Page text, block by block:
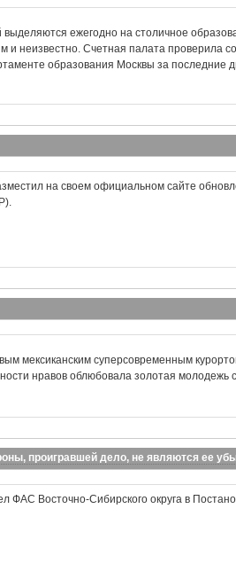
ежегодно на столичное
и неизвестно. Счетная палата проверила
образования Москвы за последние
на своем официальном сайте
мексиканским суперсовременным
нравов облюбовала золотая молодежь
проигравшей дело, не являются ее
ФАС Восточно-Сибирского округа в